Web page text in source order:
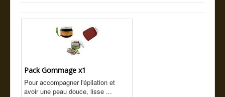
Pack Gommage x1
Pour accompagner l'épilation et
avoir une peau douce, lisse ...